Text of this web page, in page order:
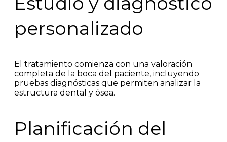
personalizado
El tratamiento comienza con una valoración
completa de la boca del paciente, incluyendo
pruebas diagnósticas que permiten analizar la
estructura dental y ósea.
Planificación del